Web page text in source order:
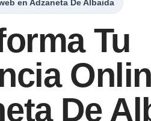
en Adzaneta De Albaida
Tu
De